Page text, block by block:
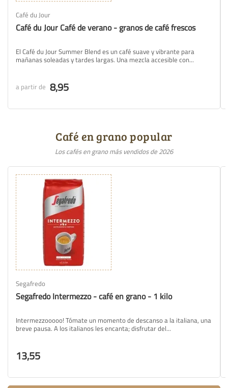
Café du Jour
Café du Jour Café de verano - granos de café frescos
El Café du Jour Summer Blend es un café suave y vibrante para
mañanas soleadas y tardes largas. Una mezcla accesible con...
a partir de 8,95
Café en grano popular
Los cafés en grano más vendidos de 2026
Segafredo
Segafredo Intermezzo - café en grano - 1 kilo
Intermezzooooo! Tómate un momento de descanso a la italiana, una
breve pausa. A los italianos les encanta; disfrutar del...
13,55